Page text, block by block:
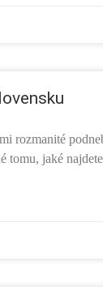
rozmanité
tomu, jaké